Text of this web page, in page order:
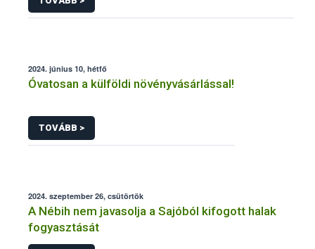
2024. június 10, hétfő
Óvatosan a külföldi növényvásárlással!
TOVÁBB >
2024. szeptember 26, csütörtök
A Nébih nem javasolja a Sajóból kifogott halak
fogyasztását